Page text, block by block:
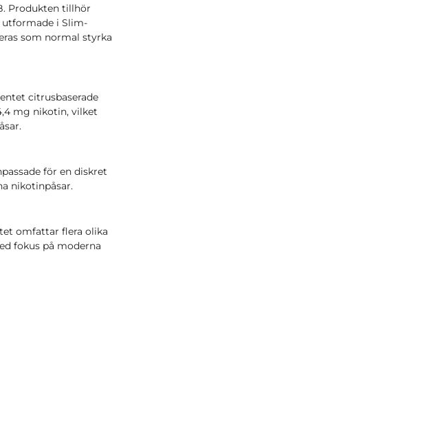
Produkten tillhör
i Slim-
som normal styrka
citrusbaserade
mg nikotin, vilket
för en diskret
nikotinpåsar.
omfattar flera olika
fokus på moderna